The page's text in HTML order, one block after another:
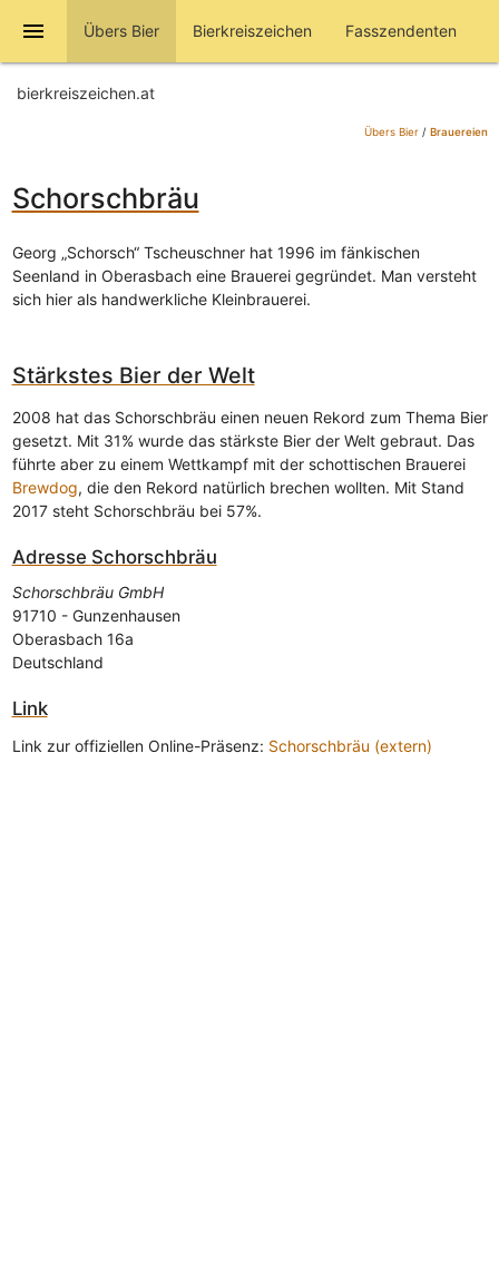
menu Übers Bier Bierkreiszeichen Fasszendenten
bierkreiszeichen.at
Übers Bier/ Brauereien
Schorschbräu
Georg „Schorsch“ Tscheuschner hat 1996 im fänkischen
Seenland in Oberasbach eine Brauerei gegründet. Man versteht
sich hier als handwerkliche Kleinbrauerei.
Stärkstes Bier der Welt
2008 hat das Schorschbräu einen neuen Rekord zum Thema Bier
gesetzt. Mit 31% wurde das stärkste Bier der Welt gebraut. Das
führte aber zu einem Wettkampf mit der schottischen Brauerei
Brewdog, die den Rekord natürlich brechen wollten. Mit Stand
2017 steht Schorschbräu bei 57%.
Adresse Schorschbräu
Schorschbräu GmbH
91710 - Gunzenhausen
Oberasbach 16a
Deutschland
Link
Link zur offiziellen Online-Präsenz: Schorschbräu (extern)